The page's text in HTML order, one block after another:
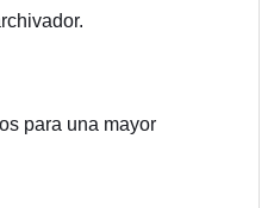
para una mayor